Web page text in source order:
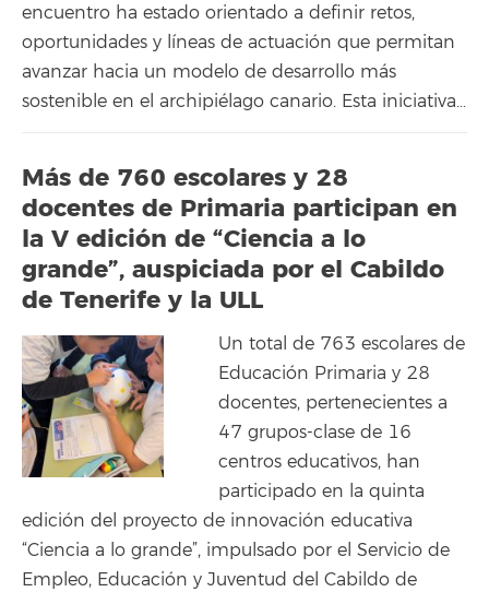
encuentro ha estado orientado a definir retos,
oportunidades y líneas de actuación que permitan
avanzar hacia un modelo de desarrollo más
sostenible en el archipiélago canario. Esta iniciativa…
Más de 760 escolares y 28
docentes de Primaria participan en
la V edición de “Ciencia a lo
grande”, auspiciada por el Cabildo
de Tenerife y la ULL
Un total de 763 escolares de
Educación Primaria y 28
docentes, pertenecientes a
47 grupos-clase de 16
centros educativos, han
participado en la quinta
edición del proyecto de innovación educativa
“Ciencia a lo grande”, impulsado por el Servicio de
Empleo, Educación y Juventud del Cabildo de